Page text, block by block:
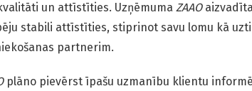
un attīstīties. Uzņēmuma ZAAO
stabili attīstīties, stiprinot savu lomu kā
partnerim.
plāno pievērst īpašu uzmanību klientu